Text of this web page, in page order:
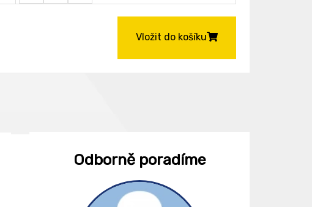
Vložit do košíku
Odborně poradíme